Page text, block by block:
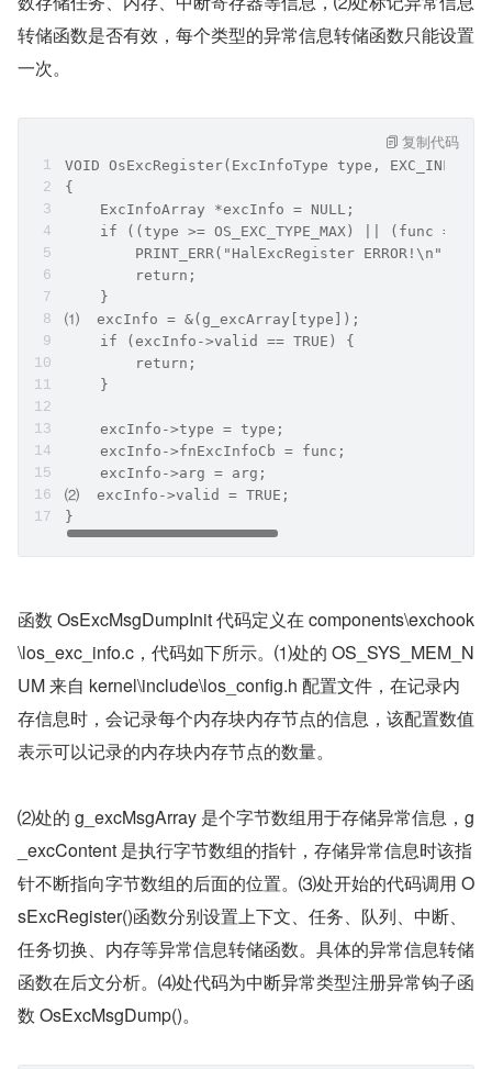
转储函数是否有效，每个类型的异常信息转储函数只能设置
一次。
VOID OsExcRegister(ExcInfoType type,
{
    ExcInfoArray *excInfo = NULL;
if ((type >= OS_EXC_TYPE_MAX) || (func ==
        PRINT_ERR("HalExcRegister ERROR!\n");
        return;
    }
⑴  excInfo = &(g_excArray[type]);
    if (excInfo->valid == TRUE) {
        return;
    }
    excInfo->type = type;
    excInfo->fnExcInfoCb = func;
    excInfo->arg = arg;
⑵  excInfo->valid = TRUE;
}
复制代码
​函数 OsExcMsgDumpInit 代码定义在 components\exchook
\los_exc_info.c，代码如下所示。⑴处的 OS_SYS_MEM_N
UM 来自 kernel\include\los_config.h 配置文件，在记录内
存信息时，会记录每个内存块内存节点的信息，该配置数值
表示可以记录的内存块内存节点的数量。
⑵处的 g_excMsgArray 是个字节数组用于存储异常信息，g
_excContent 是执行字节数组的指针，存储异常信息时该指
针不断指向字节数组的后面的位置。⑶处开始的代码调用 O
sExcRegister()函数分别设置上下文、任务、队列、中断、
任务切换、内存等异常信息转储函数。具体的异常信息转储
函数在后文分析。⑷处代码为中断异常类型注册异常钩子函
数 OsExcMsgDump()。